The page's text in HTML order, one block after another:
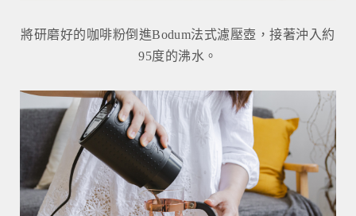
將研磨好的咖啡粉倒進Bodum法式濾壓壺，接著沖入約
95度的沸水。